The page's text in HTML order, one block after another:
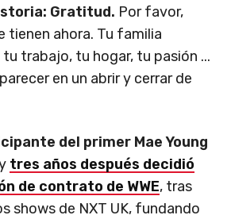
Gratitud. Por favor,
tienen ahora. Tu familia
trabajo, tu hogar, tu pasión ...
en un abrir y cerrar de
del primer Mae Young
tres años después decidió
de contrato de WWE, tras
shows de NXT UK, fundando